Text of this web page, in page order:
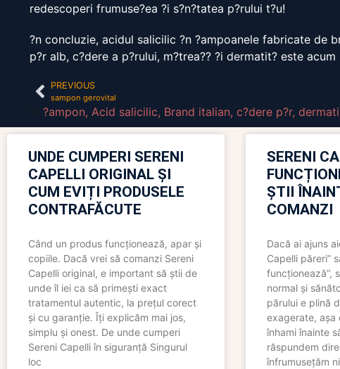
redescoperi frumuse?ea ?i s?n?tatea p?rului t?u!
?n concluzie, acidul salicilic ?n ?ampoanele fabricate de
p?r alb, c?dere a p?rului, m?trea?? ?i dermatit? este
PREVIOUS
sampon gerovital
?ampon, Acid salicilic, Brand italian, c?dere p?r,
UNDE CUMPERI SERENI
CAPELLI ORIGINAL ȘI
CUM EVIȚI PRODUSELE
CONTRAFĂCUTE
Când un produs funcționează, apar și
copiile. Dacă vrei să comanzi Sereni
Capelli original, e important să știi de
unde îl iei ca să primești exact
tratamentul autentic, la prețul corect
și cu garanție. Îți explicăm mai jos,
simplu și onest. De unde cumperi
Sereni Capelli în siguranță Singurul
loc
SERENI
ȘTII
COMANZI
Dacă ai ajuns
Capelli păreri”
funcționează”,
normal și
părului e plină
exagerate, așa
înhami înainte
răspundem
înfrumusețăm